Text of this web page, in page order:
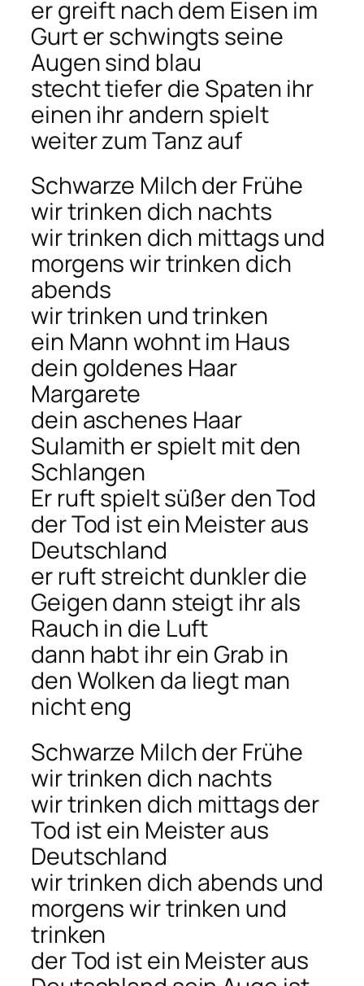
er greift nach dem Eisen im
Gurt er schwingts seine
Augen sind blau
stecht tiefer die Spaten ihr
einen ihr andern spielt
weiter zum Tanz auf
Schwarze Milch der Frühe
wir trinken dich nachts
wir trinken dich mittags und
morgens wir trinken dich
abends
wir trinken und trinken
ein Mann wohnt im Haus
dein goldenes Haar
Margarete
dein aschenes Haar
Sulamith er spielt mit den
Schlangen
Er ruft spielt süßer den Tod
der Tod ist ein Meister aus
Deutschland
er ruft streicht dunkler die
Geigen dann steigt ihr als
Rauch in die Luft
dann habt ihr ein Grab in
den Wolken da liegt man
nicht eng
Schwarze Milch der Frühe
wir trinken dich nachts
wir trinken dich mittags der
Tod ist ein Meister aus
Deutschland
wir trinken dich abends und
morgens wir trinken und
trinken
der Tod ist ein Meister aus